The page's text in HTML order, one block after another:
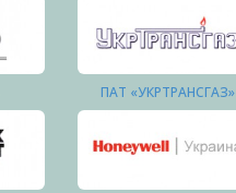
ПАТ «УКРТРАНСГАЗ»